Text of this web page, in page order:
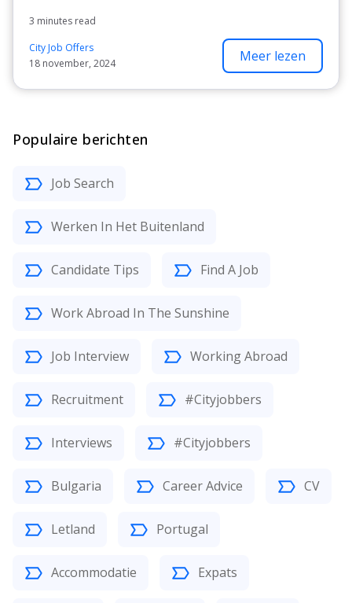
Populaire berichten
Job Search
Werken In Het Buitenland
Candidate Tips Find A Job
Work Abroad In The Sunshine
Job Interview Working Abroad
Recruitment #Cityjobbers
Interviews #Cityjobbers
Bulgaria Career Advice CV
Letland Portugal
Accommodatie Expats
3 minutes read
City Job Offers
18 november, 2024
Meer lezen